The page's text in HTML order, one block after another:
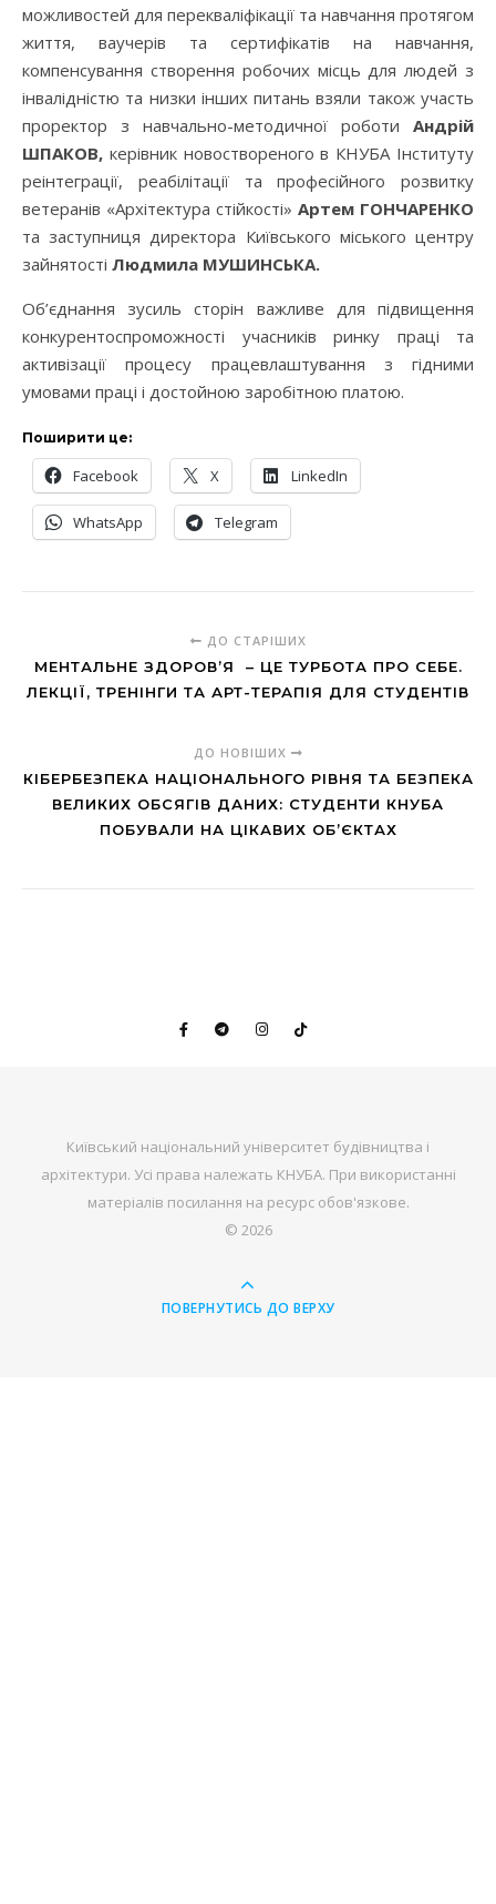
можливостей для перекваліфікації та навчання протягом
життя, ваучерів та сертифікатів на навчання,
компенсування створення робочих місць для людей з
інвалідністю та низки інших питань взяли також участь
проректор з навчально-методичної роботи Андрій
ШПАКОВ, керівник новоствореного в КНУБА Інституту
реінтеграції, реабілітації та професійного розвитку
ветеранів «Архітектура стійкості» Артем ГОНЧАРЕНКО
та заступниця директора Київського міського центру
зайнятості Людмила МУШИНСЬКА.
Об’єднання зусиль сторін важливе для підвищення
конкурентоспроможності учасників ринку праці та
активізації процесу працевлаштування з гідними
умовами праці і достойною заробітною платою.
Поширити це:
Facebook X LinkedIn
WhatsApp Telegram
ДО СТАРІШИХ
МЕНТАЛЬНЕ ЗДОРОВ’Я – ЦЕ ТУРБОТА ПРО СЕБЕ.
ЛЕКЦІЇ, ТРЕНІНГИ ТА АРТ-ТЕРАПІЯ ДЛЯ СТУДЕНТІВ
ДО НОВІШИХ
КІБЕРБЕЗПЕКА НАЦІОНАЛЬНОГО РІВНЯ ТА БЕЗПЕКА
ВЕЛИКИХ ОБСЯГІВ ДАНИХ: СТУДЕНТИ КНУБА
ПОБУВАЛИ НА ЦІКАВИХ ОБ’ЄКТАХ
Київський національний університет будівництва і
архітектури. Усі права належать КНУБА. При використанні
матеріалів посилання на ресурс обов'язкове.
© 2026
ПОВЕРНУТИСЬ ДО ВЕРХУ